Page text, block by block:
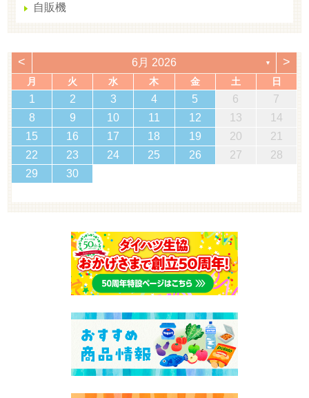
自販機
< 6月 2026 ▼ >
月 火 水 木 金 土 日
1 2 3 4 5 6
7
8
9 10 11 12 13
14
15
16 17 18 19 20
21
22
23 24 25 26 27
28
29
30